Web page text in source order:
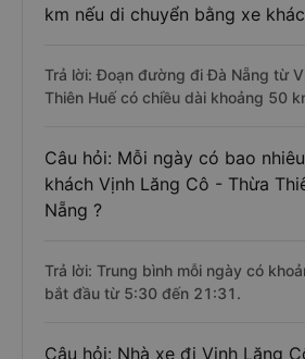
km nếu di chuyển bằng xe
Trả lời: Đoạn đường đi Đà Nẵng từ
Thiên Huế có chiều dài khoảng 50
Câu hỏi: Mỗi ngày có bao
khách Vịnh Lăng Cô - Thừa
Nẵng ?
Trả lời: Trung bình mỗi ngày có
bắt đầu từ 5:30 đến 21:31.
Câu hỏi: Nhà xe đi Vịnh Lăng